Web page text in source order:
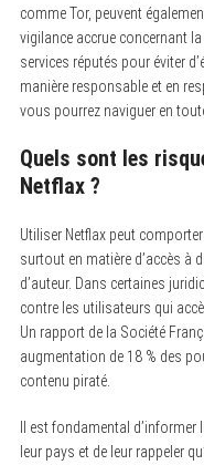
comme Tor, peuvent
vigilance accrue concernant
services réputés pour éviter
manière responsable et en
vous pourrez naviguer en
Quels sont les
Netflax ?
Utiliser Netflax peut
surtout en matière d’accès à
d’auteur. Dans certaines
contre les utilisateurs qui
Un rapport de la Société
augmentation de 18 % des
contenu piraté.
Il est fondamental
leur pays et de leur rappeler